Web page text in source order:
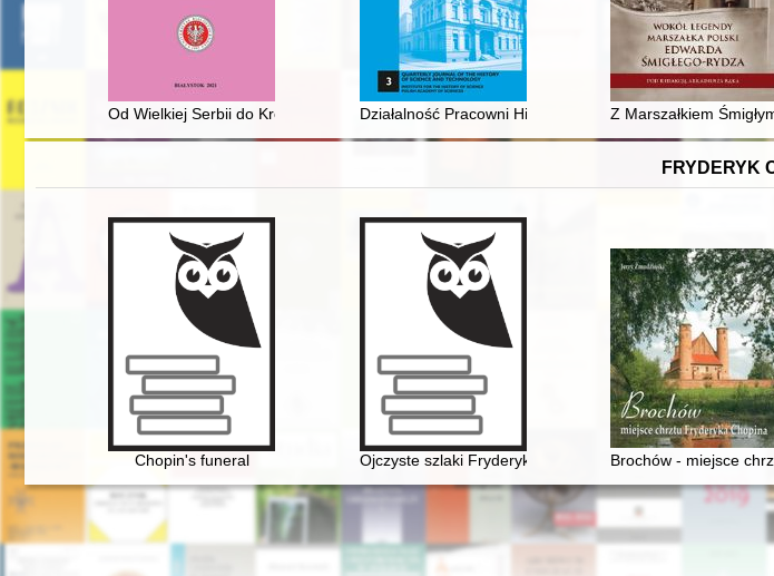
Od Wielkiej Serbii do Królestwa SHS. Historyka ustroju uwag kilka
Działalność Pracowni Historii Idei Humanistycznych i
Z Marszałkiem
FRYDERYK
Chopin's funeral Ojczyste szlaki Fryderyka Chopina Brochów - miejsce